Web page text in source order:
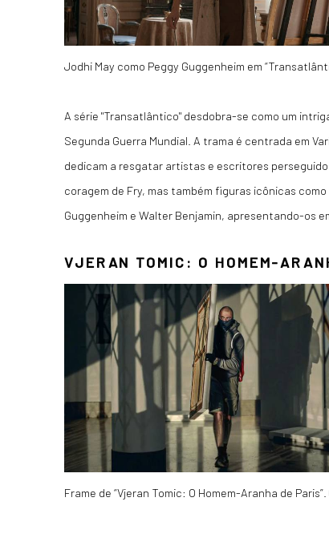
Jodhi May como Peggy Guggenheim em
A série "Transatlântico" desdobra-se como um
Segunda Guerra Mundial. A trama é centrada em
dedicam a resgatar artistas e escritores
coragem de Fry, mas também figuras icônicas
Guggenheim e Walter Benjamin, apresentando-os
VJERAN TOMIC: O HOMEM-
Frame de “Vjeran Tomic: O Homem-Aranha de